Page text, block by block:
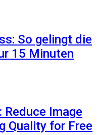
So gelingt die
15 Minuten
Reduce Image
Quality for Free